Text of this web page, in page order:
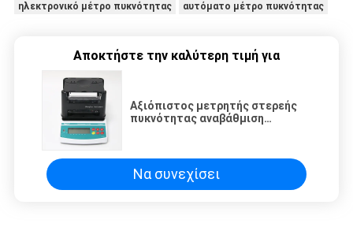
ηλεκτρονικό μέτρο πυκνότητας αυτόματο μέτρο πυκνότητας
Αποκτήστε την καλύτερη τιμή για
Αξιόπιστος μετρητής στερεής
πυκνότητας αναβάθμιση
Να συνεχίσει